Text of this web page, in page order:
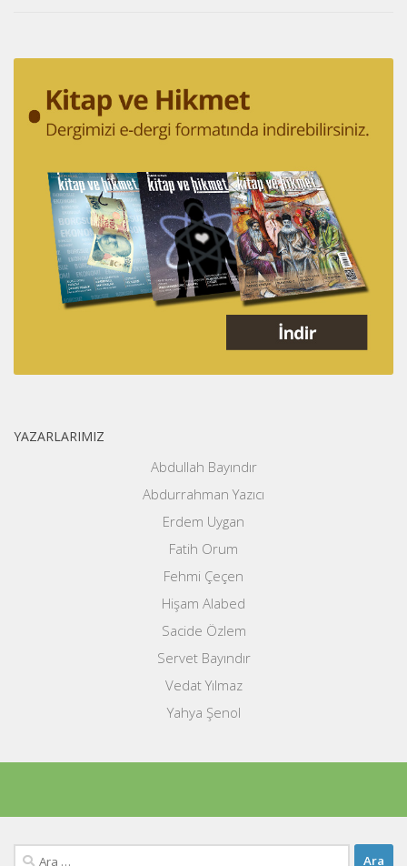
YAZARLARIMIZ
Abdullah Bayındır
Abdurrahman Yazıcı
Erdem Uygan
Fatih Orum
Fehmi Çeçen
Hişam Alabed
Sacide Özlem
Servet Bayındır
Vedat Yılmaz
Yahya Şenol
Arama: